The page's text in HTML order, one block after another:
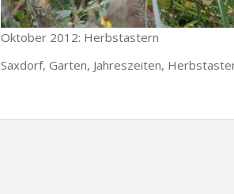
Oktober 2012: Herbstastern
Saxdorf, Garten, Jahreszeiten,